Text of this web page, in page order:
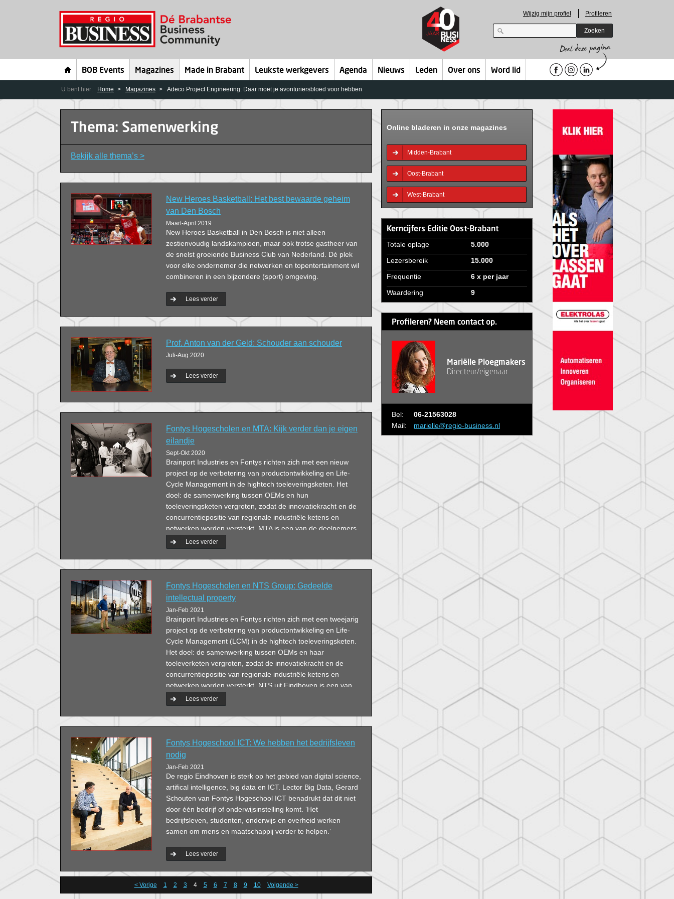
Wijzig mijn profiel Profileren
Zoeken
BOB Events Magazines Made in Brabant Leukste werkgevers Agenda Nieuws Leden Over ons Word lid
U bent hier: Home Magazines Adeco Project Engineering: Daar moet je avonturiersbloed voor hebben
Thema: Samenwerking
Bekijk alle thema’s >
New Heroes Basketball: Het best bewaarde geheim
van Den Bosch
Maart-April 2019
New Heroes Basketball in Den Bosch is niet alleen
zestienvoudig landskampioen, maar ook trotse gastheer van
de snelst groeiende Business Club van Nederland. Dé plek
voor elke ondernemer die netwerken en topentertainment wil
combineren in een bijzondere (sport) omgeving.
Lees verder
Prof. Anton van der Geld: Schouder aan schouder
Juli-Aug 2020
Lees verder
Fontys Hogescholen en MTA: Kijk verder dan je eigen
eilandje
Sept-Okt 2020
Brainport Industries en Fontys richten zich met een nieuw
project op de verbetering van productontwikkeling en Life-
Cycle Management in de hightech toeleveringsketen. Het
doel: de samenwerking tussen OEMs en hun
toeleveringsketen vergroten, zodat de innovatiekracht en de
concurrentiepositie van regionale industriële ketens en
netwerken worden versterkt. MTA is een van de deelnemers
aan het project.
Lees verder
Fontys Hogescholen en NTS Group: Gedeelde
intellectual property
Jan-Feb 2021
Brainport Industries en Fontys richten zich met een tweejarig
project op de verbetering van productontwikkeling en Life-
Cycle Management (LCM) in de hightech toeleveringsketen.
Het doel: de samenwerking tussen OEMs en haar
toeleverketen vergroten, zodat de innovatiekracht en de
concurrentiepositie van regionale industriële ketens en
netwerken worden versterkt. NTS uit Eindhoven is een van
de deelnemers aan het project.
Lees verder
Fontys Hogeschool ICT: We hebben het bedrijfsleven
nodig
Jan-Feb 2021
De regio Eindhoven is sterk op het gebied van digital science,
artifical intelligence, big data en ICT. Lector Big Data, Gerard
Schouten van Fontys Hogeschool ICT benadrukt dat dit niet
door één bedrijf of onderwijsinstelling komt. ‘Het
bedrijfsleven, studenten, onderwijs en overheid werken
samen om mens en maatschappij verder te helpen.’
Lees verder
< Vorige 1 2 3 4 5 6 7 8 9 10 Volgende >
Online bladeren in onze magazines
Midden-Brabant
Oost-Brabant
West-Brabant
Kerncijfers Editie Oost-Brabant
Totale oplage
5.000
Lezersbereik
15.000
Frequentie
6 x per jaar
Waardering
9
Profileren? Neem contact op.
Mariëlle Ploegmakers
Directeur/eigenaar
Bel:
06-21563028
Mail:
marielle@regio-business.nl